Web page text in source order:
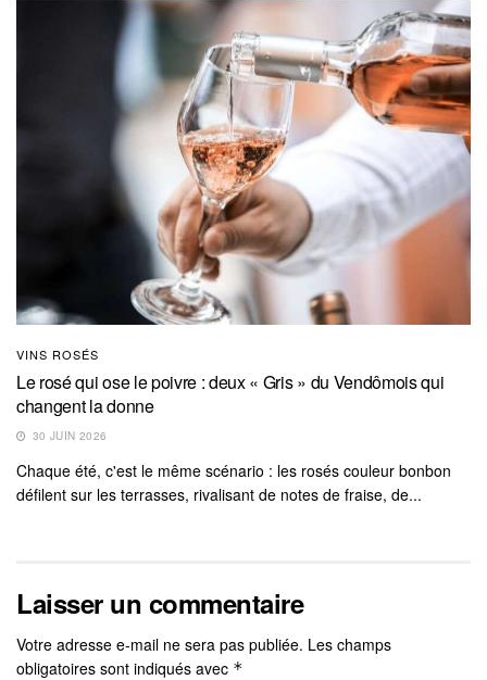
VINS ROSÉS
Le rosé qui ose le poivre : deux « Gris » du Vendômois qui
changent la donne
30 JUIN 2026
Chaque été, c'est le même scénario : les rosés couleur bonbon
défilent sur les terrasses, rivalisant de notes de fraise, de...
Laisser un commentaire
Votre adresse e-mail ne sera pas publiée. Les champs
obligatoires sont indiqués avec *